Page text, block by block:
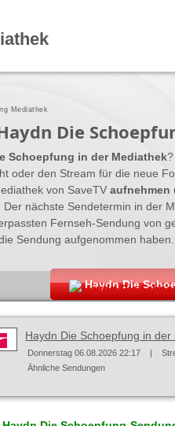
Die
Schoepfung in der Mediathek
oder den Stream für die neue
von SaveTV aufnehmen
nächste Sendetermin in der
Fernseh-Sendung von
Sendung aufgenommen
Haydn Die
Haydn Die
Haydn Die Schoepfung in der
Donnerstag 06.08.2026 22:17 |
Ähnliche Sendungen
Mediathek